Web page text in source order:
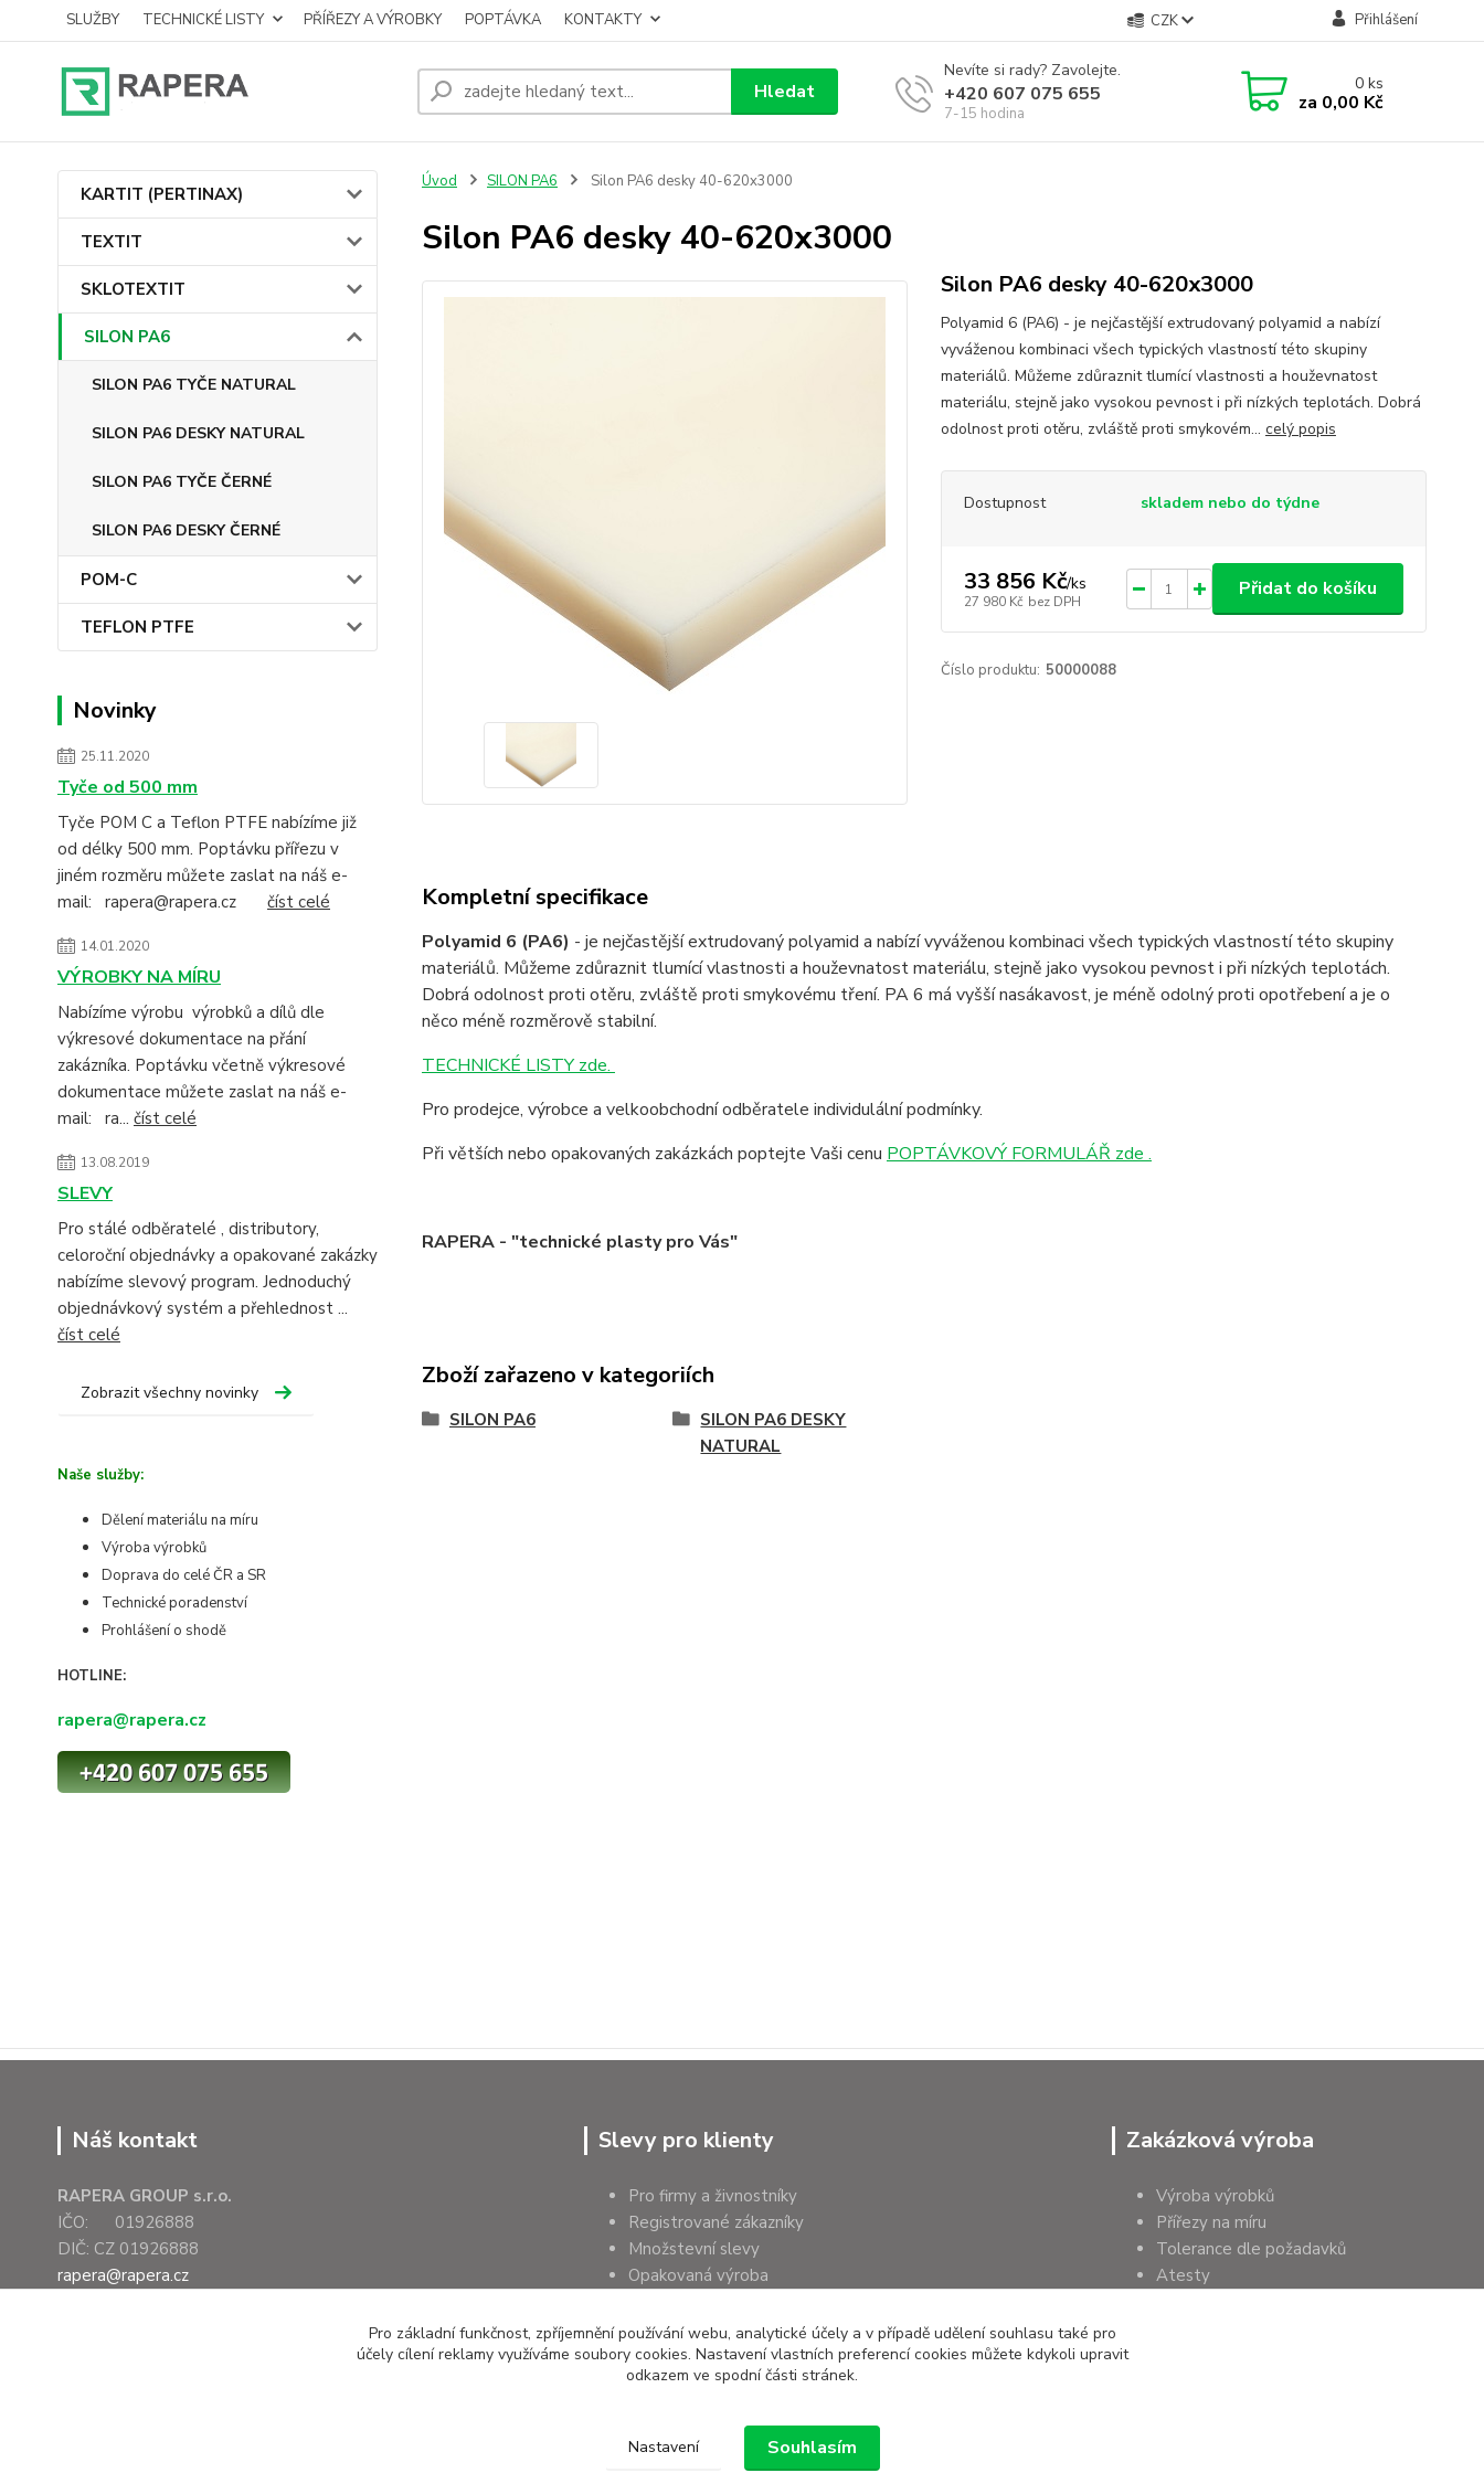
SLUŽBY TECHNICKÉ LISTY PŘÍŘEZY A VÝROBKY POPTÁVKA KONTAKTY CZK Přihlášení
Hledat
Nevíte si rady? Zavolejte.
+420 607 075 655
7-15 hodina
0ks
za 0,00 Kč
KARTIT (PERTINAX)
TEXTIT
SKLOTEXTIT
SILON PA6
SILON PA6 TYČE NATURAL
SILON PA6 DESKY NATURAL
SILON PA6 TYČE ČERNÉ
SILON PA6 DESKY ČERNÉ
POM-C
TEFLON PTFE
Novinky
25.11.2020
Tyče od 500 mm
Tyče POM C a Teflon PTFE nabízíme již
od délky 500 mm. Poptávku přířezu v
jiném rozměru můžete zaslat na náš e-
mail: rapera@rapera.cz číst celé
14.01.2020
VÝROBKY NA MÍRU
Nabízíme výrobu výrobků a dílů dle
výkresové dokumentace na přání
zakázníka. Poptávku včetně výkresové
dokumentace můžete zaslat na náš e-
mail: ra... číst celé
13.08.2019
SLEVY
Pro stálé odběratelé , distributory,
celoroční objednávky a opakované zakázky
nabízíme slevový program. Jednoduchý
objednávkový systém a přehlednost ...
číst celé
Zobrazit všechny novinky
Naše služby:
Dělení materiálu na míru
Výroba výrobků
Doprava do celé ČR a SR
Technické poradenství
Prohlášení o shodě
HOTLINE:
rapera@rapera.cz
Úvod SILON PA6 Silon PA6 desky 40-620x3000
Silon PA6 desky 40-620x3000
Silon PA6 desky 40-620x3000
Polyamid 6 (PA6) - je nejčastější extrudovaný polyamid a nabízí
vyváženou kombinaci všech typických vlastností této skupiny
materiálů. Můžeme zdůraznit tlumící vlastnosti a houževnatost
materiálu, stejně jako vysokou pevnost i při nízkých teplotách. Dobrá
odolnost proti otěru, zvláště proti smykovém... celý popis
Dostupnost skladem nebo do týdne
33 856 Kč/ks
27 980 Kč bez DPH
Přidat do košíku
Číslo produktu: 50000088
Kompletní specifikace
Polyamid 6 (PA6) - je nejčastější extrudovaný polyamid a nabízí vyváženou kombinaci všech typických vlastností této skupiny
materiálů. Můžeme zdůraznit tlumící vlastnosti a houževnatost materiálu, stejně jako vysokou pevnost i při nízkých teplotách.
Dobrá odolnost proti otěru, zvláště proti smykovému tření. PA 6 má vyšší nasákavost, je méně odolný proti opotřebení a je o
něco méně rozměrově stabilní.
TECHNICKÉ LISTY zde.
Pro prodejce, výrobce a velkoobchodní odběratele individulální podmínky.
Při větších nebo opakovaných zakázkách poptejte Vaši cenu POPTÁVKOVÝ FORMULÁŘ zde .
RAPERA - "technické plasty pro Vás"
Zboží zařazeno v kategoriích
SILON PA6
SILON PA6 DESKY
NATURAL
Náš kontakt
RAPERA GROUP s.r.o.
IČO: 01926888
DIČ: CZ 01926888
rapera@rapera.cz
Slevy pro klienty
Pro firmy a živnostníky
Registrované zákazníky
Množstevní slevy
Opakovaná výroba
Zakázková výroba
Výroba výrobků
Přířezy na míru
Tolerance dle požadavků
Atesty
Pro základní funkčnost, zpříjemnění používání webu, analytické účely a v případě udělení souhlasu také pro
účely cílení reklamy využíváme soubory cookies. Nastavení vlastních preferencí cookies můžete kdykoli upravit
odkazem ve spodní části stránek.
Nastavení Souhlasím